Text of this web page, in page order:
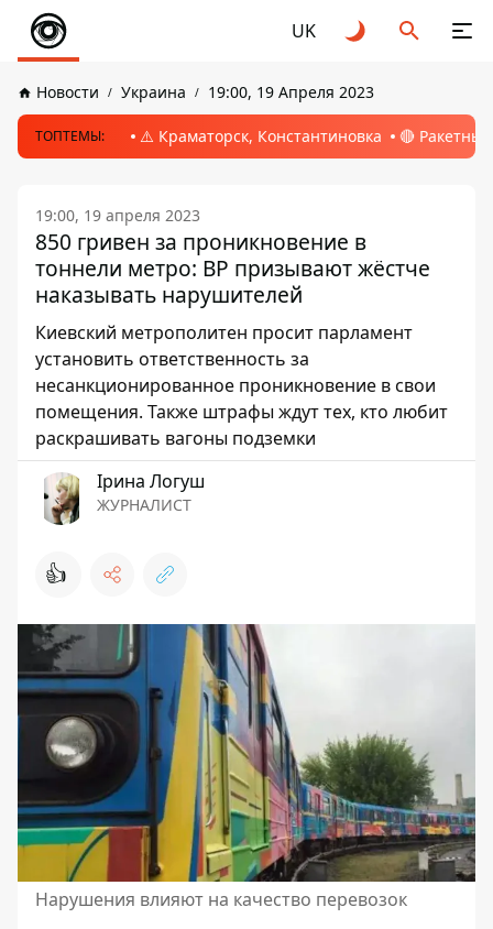
UK
Новости Украина 19:00, 19 Апреля 2023
ТОПТЕМЫ: ⚠️ Краматорск, Константиновка 🔴
19:00, 19 апреля 2023
850 гривен за проникновение в
тоннели метро: ВР призывают жёстче
наказывать нарушителей
Киевский метрополитен просит парламент
установить ответственность за
несанкционированное проникновение в свои
помещения. Также штрафы ждут тех, кто любит
раскрашивать вагоны подземки
Ірина Логуш
ЖУРНАЛИСТ
👍
Нарушения влияют на качество перевозок